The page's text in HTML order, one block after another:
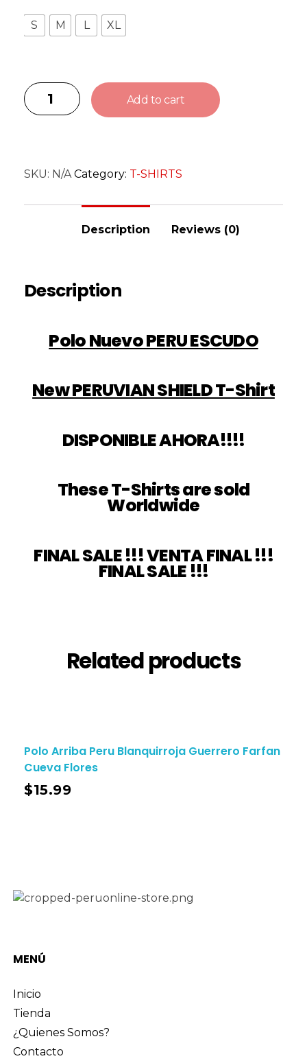
S M L XL
Add to cart
SKU: N/A Category: T-SHIRTS
Description Reviews (0)
Description
Polo Nuevo PERU ESCUDO
New PERUVIAN SHIELD T-Shirt
DISPONIBLE AHORA!!!!
These T-Shirts aresold
Worldwide
FINAL SALE !!!VENTA FINAL !!!
FINAL SALE !!!
Related products
Polo Arriba Peru Blanquirroja Guerrero Farfan
Cueva Flores
$15.99
MENÚ
Inicio
Tienda
¿Quienes Somos?
Contacto